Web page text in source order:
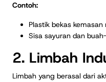
Contoh:
Plastik bekas kemasan
Sisa sayuran dan
2. Limbah
Limbah yang berasal dari